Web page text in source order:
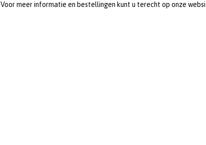
Voor meer informatie en bestellingen kunt u terecht op onze